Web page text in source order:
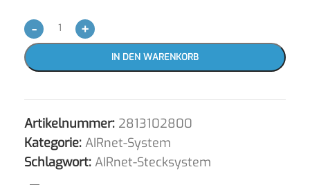
- +
IN DEN WARENKORB
Artikelnummer: 2813102800
Kategorie: AIRnet-System
Schlagwort: AIRnet-Stecksystem